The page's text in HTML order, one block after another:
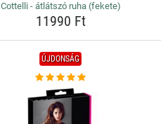
Cottelli - átlátszó ruha (fekete)
11990 Ft
ÚJDONSÁG